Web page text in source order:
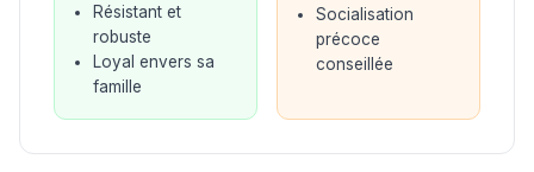
Résistant et
robuste
Loyal envers sa
famille
Socialisation
précoce
conseillée